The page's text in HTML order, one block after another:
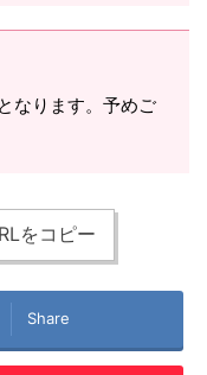
なります。予めご
をコピー
Share